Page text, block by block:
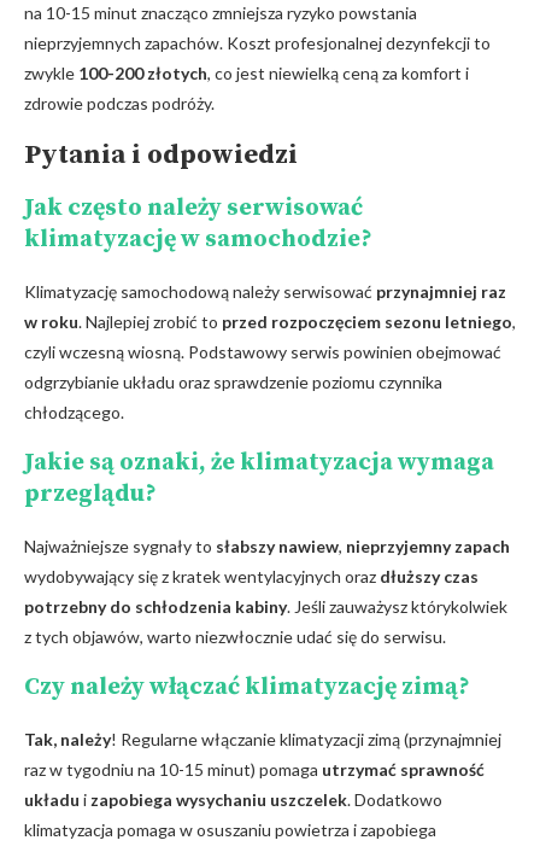
na 10-15 minut znacząco zmniejsza ryzyko ‌powstania
nieprzyjemnych zapachów. Koszt profesjonalnej dezynfekcji to
zwykle 100-200 złotych, co jest niewielką ceną za komfort i
zdrowie podczas podróży.
Pytania i odpowiedzi
Jak często należy serwisować
klimatyzację w samochodzie?
Klimatyzację samochodową należy serwisować przynajmniej raz
w roku. Najlepiej zrobić to⁤ przed rozpoczęciem sezonu letniego,
czyli wczesną wiosną. Podstawowy serwis powinien obejmować
odgrzybianie układu oraz sprawdzenie poziomu czynnika
chłodzącego.
Jakie są oznaki, że klimatyzacja wymaga
przeglądu?
Najważniejsze sygnały to słabszy nawiew, nieprzyjemny zapach
wydobywający się z kratek wentylacyjnych oraz dłuższy czas
potrzebny do schłodzenia kabiny. Jeśli zauważysz którykolwiek
z tych objawów, warto niezwłocznie udać się do serwisu.
Czy należy włączać klimatyzację zimą?
Tak,​ należy! Regularne włączanie klimatyzacji zimą ‍(przynajmniej
raz w tygodniu ⁢na 10-15 minut) pomaga utrzymać sprawność
układu i zapobiega wysychaniu uszczelek. Dodatkowo
klimatyzacja pomaga w osuszaniu powietrza i zapobiega